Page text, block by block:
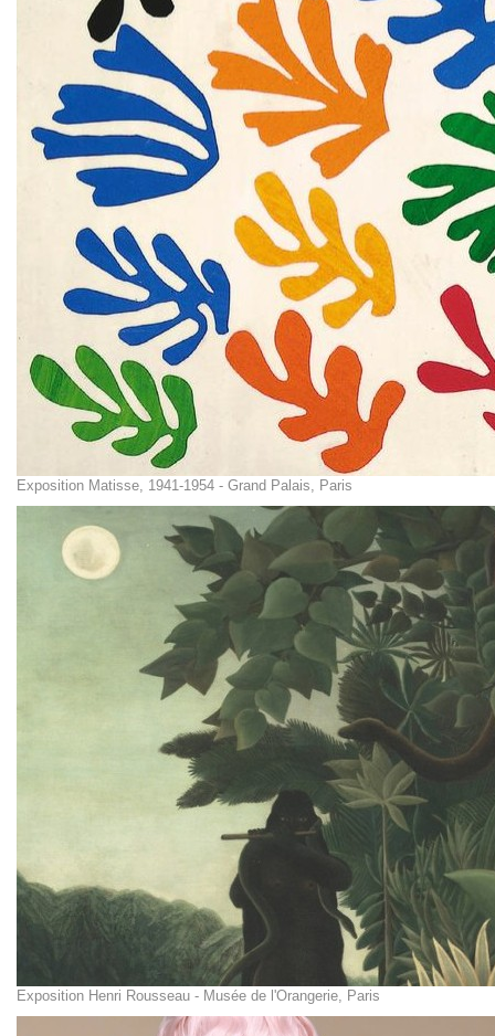
Exposition Matisse, 1941-1954 - Grand Palais, Paris
Exposition Henri Rousseau - Musée de l'Orangerie, Paris